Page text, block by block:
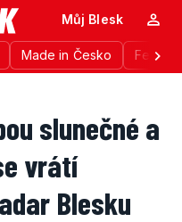
Made in Česko
Můj Blesk
slunečné a
vrátí
Blesku